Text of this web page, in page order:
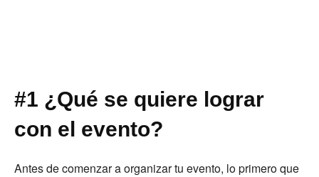
#1 ¿Qué se quiere lograr
con el evento?
Antes de comenzar a organizar tu evento, lo primero que